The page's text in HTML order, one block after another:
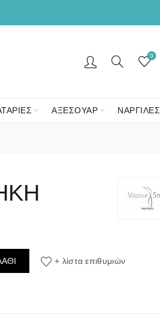
0
ΑΞΕΣΟΥΑΡ ΝΑΡΓΙΛΕΣ
+ λίστα επιθυμιών